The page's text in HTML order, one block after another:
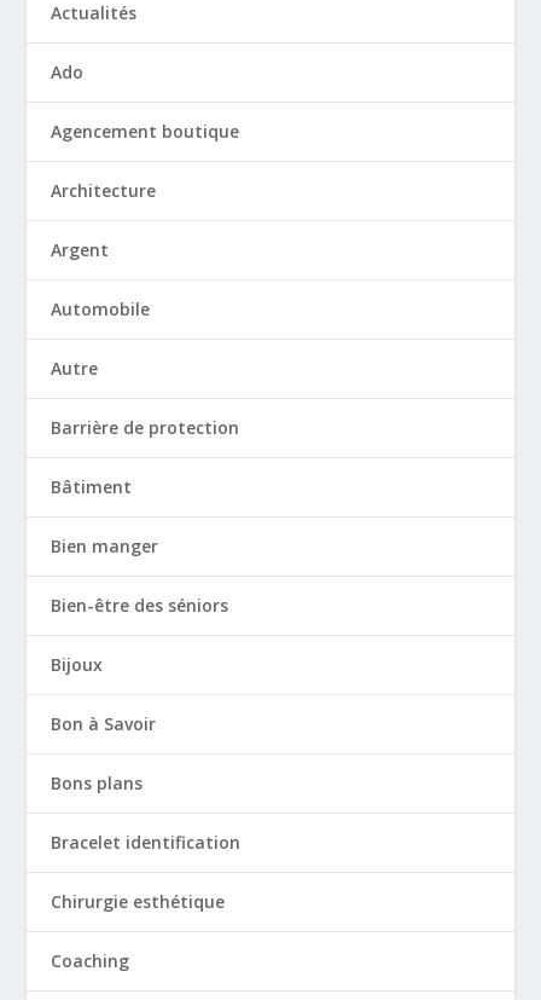
Actualités
Ado
Agencement boutique
Architecture
Argent
Automobile
Autre
Barrière de protection
Bâtiment
Bien manger
Bien-être des séniors
Bijoux
Bon à Savoir
Bons plans
Bracelet identification
Chirurgie esthétique
Coaching